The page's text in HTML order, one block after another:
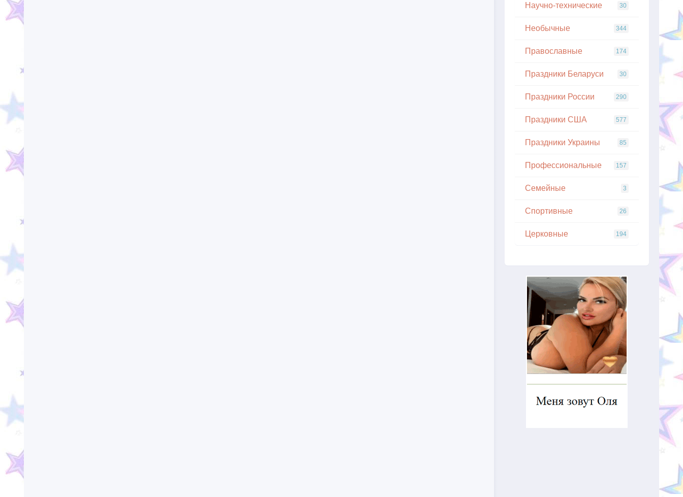
Научно-технические 30
Необычные 344
Православные 174
Праздники Беларуси 30
Праздники России 290
Праздники США 577
Праздники Украины 85
Профессиональные 157
Семейные 3
Спортивные 26
Церковные 194